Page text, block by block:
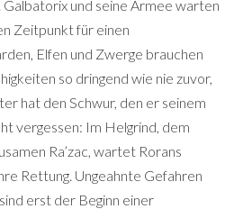
Galbatorix und seine Armee warten
Zeitpunkt für einen
Elfen und Zwerge brauchen
so dringend wie nie zuvor,
hat den Schwur, den er seinem
vergessen: Im Helgrind, dem
Ra’zac, wartet Rorans
Rettung. Ungeahnte Gefahren
erst der Beginn einer